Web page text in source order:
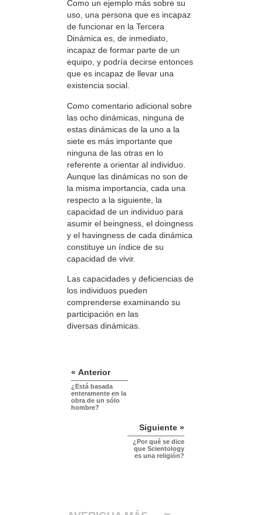
Como un ejemplo más sobre su
uso, una persona que es incapaz
de funcionar en la Tercera
Dinámica es, de inmediato,
incapaz de formar parte de un
equipo, y podría decirse entonces
que es incapaz de llevar una
existencia social.
Como comentario adicional sobre
las ocho dinámicas, ninguna de
estas dinámicas de la uno a la
siete es más importante que
ninguna de las otras en lo
referente a orientar al individuo.
Aunque las dinámicas no son de
la misma importancia, cada una
respecto a la siguiente, la
capacidad de un individuo para
asumir el beingness, el doingness
y el havingness de cada dinámica
constituye un índice de su
capacidad de vivir.
Las capacidades y deficiencias de
los individuos pueden
comprenderse examinando su
participación en las
diversas dinámicas.
« Anterior
¿Está basada
enteramente en la
obra de un sólo
hombre?
Siguiente »
¿Por qué se dice
que Scientology
es una religión?